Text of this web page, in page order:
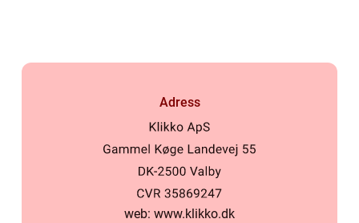
Adress
web: www.klikko.dk